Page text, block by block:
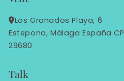
Los Granados Playa, 6
Estepona, Málaga España CP
29680
Talk